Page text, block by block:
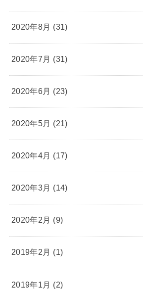
2020年8月 (31)
2020年7月 (31)
2020年6月 (23)
2020年5月 (21)
2020年4月 (17)
2020年3月 (14)
2020年2月 (9)
2019年2月 (1)
2019年1月 (2)